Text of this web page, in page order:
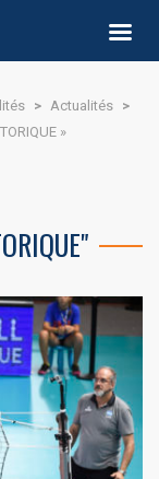
> Actualités >
»